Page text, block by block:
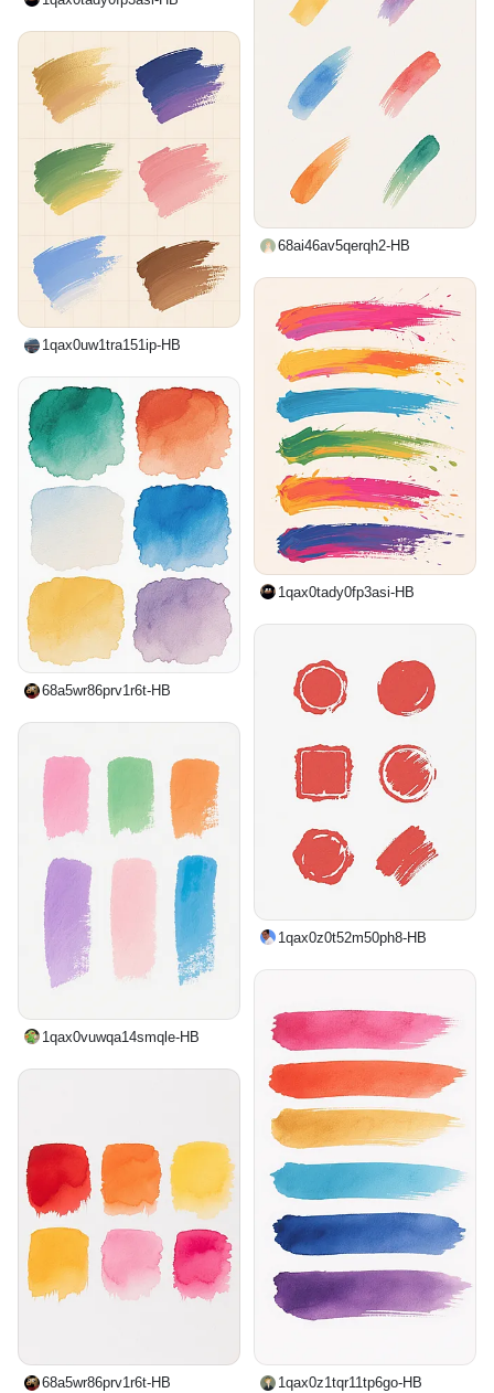
68ai46av5qerqh2-HB
1qax0uw1tra151ip-HB
1qax0tady0fp3asi-HB
68a5wr86prv1r6t-HB
1qax0z0t52m50ph8-HB
1qax0vuwqa14smqle-HB
1qax0z1tqr11tp6go-HB
68a5wr86prv1r6t-HB